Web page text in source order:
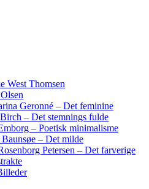
West Thomsen
Geronné – Det feminine
– Det stemnings fulde
– Poetisk minimalisme
– Det milde
Petersen – Det farverige